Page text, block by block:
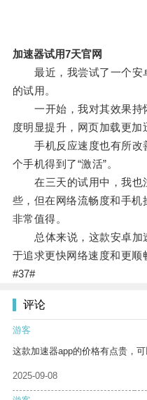
加速器试用7天官网
最近，我尝试了一个安
的试用。
一开始，我对其效果持
度明显提升，网页加载更加
手机反应速度也有所改
个手机得到了“激活”。
在三天的试用中，我也
些，但在网络流畅度和手
非常值得。
总体来说，这款安卓加
于追求更快网络速度和更顺
#37#
评论
游客
这款加速器app的价格有点贵，
2025-09-08